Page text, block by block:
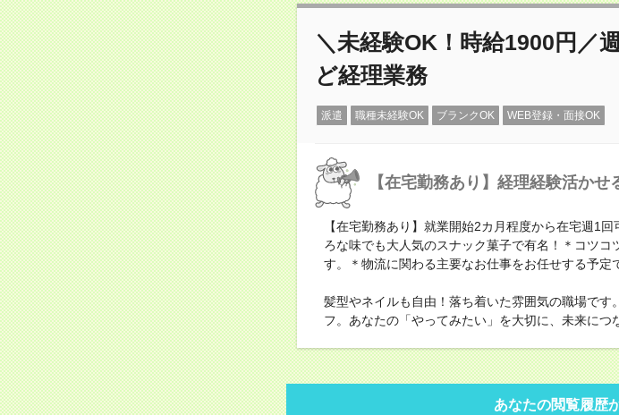
＼未経験OK！時給1900円／
ど経理業務
派遣 職種未経験OK ブランクOK WEB登録・面接OK
【在宅勤務あり】経理経験活か
【在宅勤務あり】就業開始2カ月程度から在宅週
ろな味でも大人気のスナック菓子で有名！＊コツ
す。＊物流に関わる主要なお仕事をお任せする予定
髪型やネイルも自由！落ち着いた雰囲気の職場で
フ。あなたの「やってみたい」を大切に、未来につ
あなたの閲覧履歴